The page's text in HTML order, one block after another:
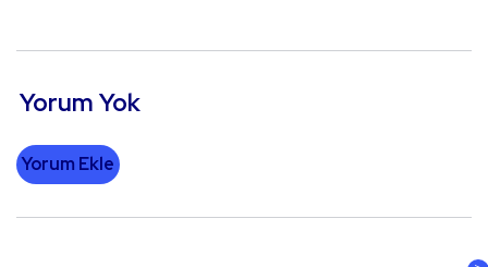
Yorum Yok
Yorum Ekle